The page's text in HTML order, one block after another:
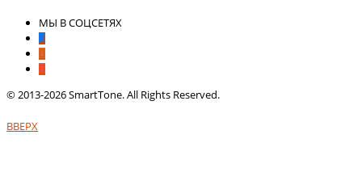
МЫ В СОЦСЕТЯХ
© 2013-2026 SmartTone. All Rights Reserved.
ВВЕРХ